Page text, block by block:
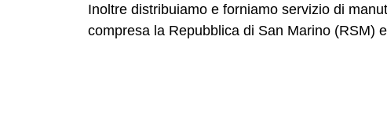
Inoltre distribuiamo e forniamo servizio di
compresa la Repubblica di San Marino (RSM)